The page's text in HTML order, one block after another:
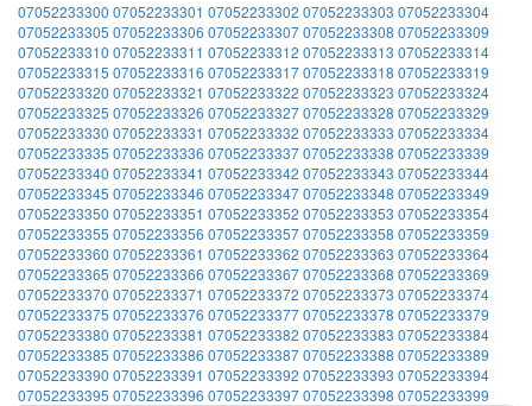
07052233300 07052233301 07052233302 07052233303 07052233304
07052233305 07052233306 0705223330707052233308 07052233309
07052233310 07052233311 07052233312 07052233313 07052233314
07052233315 07052233316 0705223331707052233318 07052233319
07052233320 07052233321 07052233322 07052233323 07052233324
07052233325 07052233326 0705223332707052233328 07052233329
07052233330 07052233331 07052233332 07052233333 07052233334
07052233335 07052233336 0705223333707052233338 07052233339
07052233340 07052233341 07052233342 07052233343 07052233344
07052233345 07052233346 0705223334707052233348 07052233349
07052233350 07052233351 07052233352 07052233353 07052233354
07052233355 07052233356 0705223335707052233358 07052233359
07052233360 07052233361 07052233362 07052233363 07052233364
07052233365 07052233366 0705223336707052233368 07052233369
07052233370 07052233371 07052233372 07052233373 07052233374
07052233375 07052233376 0705223337707052233378 07052233379
07052233380 07052233381 07052233382 07052233383 07052233384
07052233385 07052233386 0705223338707052233388 07052233389
07052233390 07052233391 07052233392 07052233393 07052233394
07052233395 07052233396 0705223339707052233398 07052233399